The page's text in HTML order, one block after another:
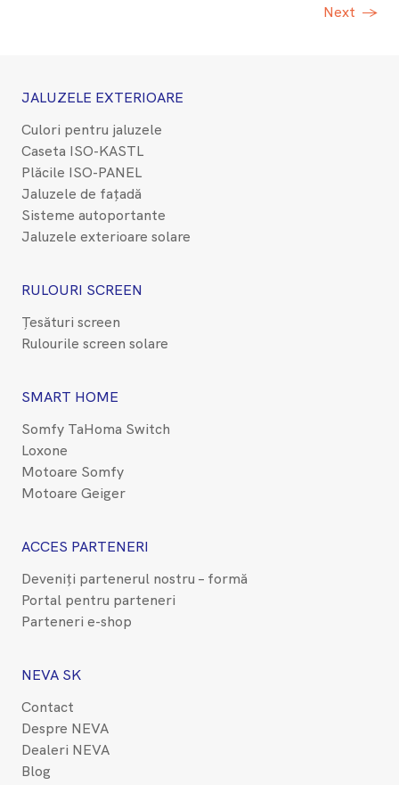
Next →
JALUZELE EXTERIOARE
Culori pentru jaluzele
Caseta ISO-KASTL
Plăcile ISO-PANEL
Jaluzele de fațadă
Sisteme autoportante
Jaluzele exterioare solare
RULOURI SCREEN
Țesături screen
Rulourile screen solare
SMART HOME
Somfy TaHoma Switch
Loxone
Motoare Somfy
Motoare Geiger
ACCES PARTENERI
Deveniți partenerul nostru – formă
Portal pentru parteneri
Parteneri e-shop
NEVA SK
Contact
Despre NEVA
Dealeri NEVA
Blog